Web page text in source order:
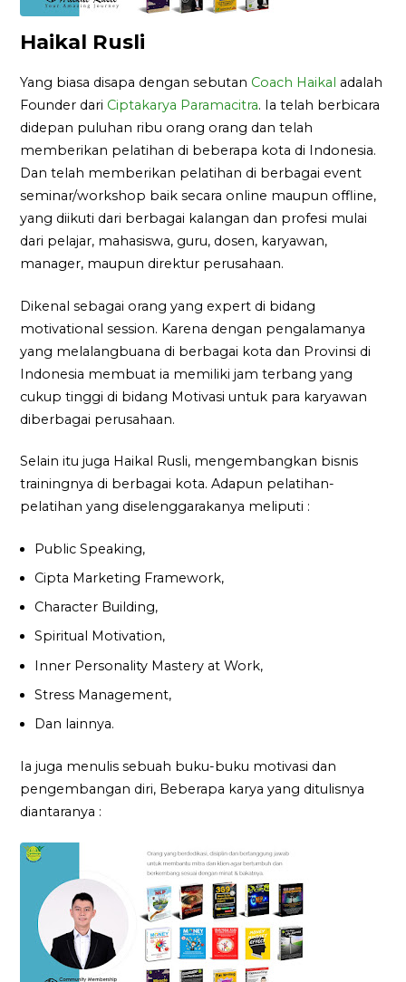
Haikal Rusli
Yang biasa disapa dengan sebutan Coach Haikal adalah
Founder dari Ciptakarya Paramacitra. Ia telah berbicara
didepan puluhan ribu orang orang dan telah
memberikan pelatihan di beberapa kota di Indonesia.
Dan telah memberikan pelatihan di berbagai event
seminar/workshop baik secara online maupun offline,
yang diikuti dari berbagai kalangan dan profesi mulai
dari pelajar, mahasiswa, guru, dosen, karyawan,
manager, maupun direktur perusahaan.
Dikenal sebagai orang yang expert di bidang
motivational session. Karena dengan pengalamanya
yang melalangbuana di berbagai kota dan Provinsi di
Indonesia membuat ia memiliki jam terbang yang
cukup tinggi di bidang Motivasi untuk para karyawan
diberbagai perusahaan.
Selain itu juga Haikal Rusli, mengembangkan bisnis
trainingnya di berbagai kota. Adapun pelatihan-
pelatihan yang diselenggarakanya meliputi :
Public Speaking,
Cipta Marketing Framework,
Character Building,
Spiritual Motivation,
Inner Personality Mastery at Work,
Stress Management,
Dan lainnya.
Ia juga menulis sebuah buku-buku motivasi dan
pengembangan diri, Beberapa karya yang ditulisnya
diantaranya :